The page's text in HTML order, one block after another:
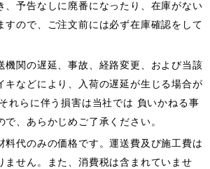
、予告なしに廃番になったり、在庫がない
すので、ご注文前には必ず在庫確認をして
機関の遅延、事故、経路変更、および当該
キなどにより、入荷の遅延が生じる場合が
れらに伴う損害は当社では 負いかねる事
で、あらかじめご了承ください。
料代のみの価格です。運送費及び施工費は
ません。また、消費税は含まれていませ